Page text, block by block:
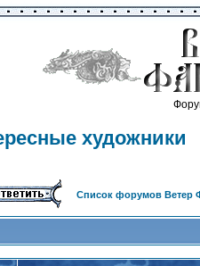
художники
Список форумов Ветер